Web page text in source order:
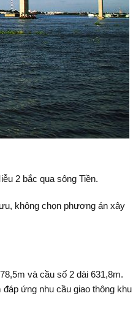
2 bắc qua sông Tiền.
không chọn phương án xây
và cầu số 2 dài 631,8m.
ứng nhu cầu giao thông khu